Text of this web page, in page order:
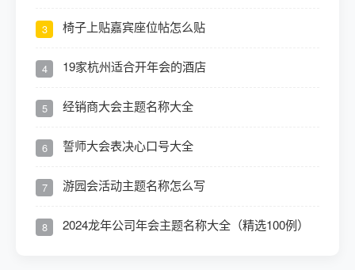
3 椅子上贴嘉宾座位帖怎么贴
4 19家杭州适合开年会的酒店
5 经销商大会主题名称大全
6 誓师大会表决心口号大全
7 游园会活动主题名称怎么写
8 2024龙年公司年会主题名称大全（精选100例）